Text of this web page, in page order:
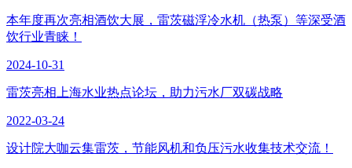
本年度再次亮相酒饮大展，雷茨磁浮冷水机（热泵）等深受酒
饮行业青睐！
2024-10-31
雷茨亮相上海水业热点论坛，助力污水厂双碳战略
2022-03-24
设计院大咖云集雷茨，节能风机和负压污水收集技术交流！